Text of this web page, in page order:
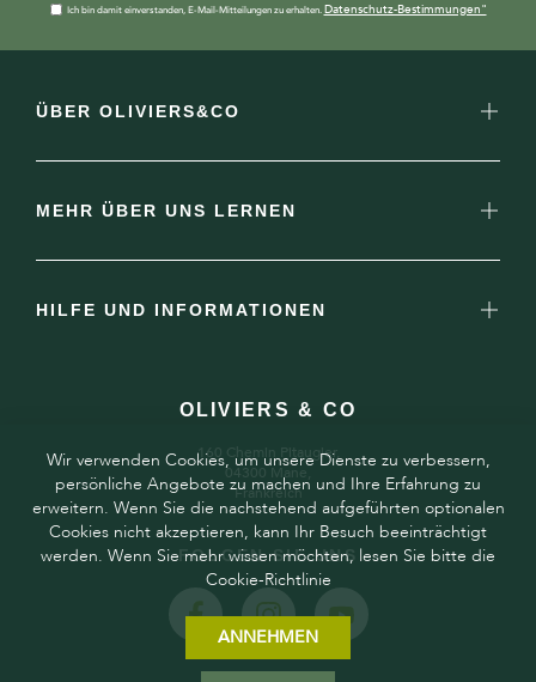
Ich bin damit einverstanden, E-Mail-Mitteilungen zu erhalten. Datenschutz-Bestimmungen"
ÜBER OLIVIERS&CO
MEHR ÜBER UNS LERNEN
HILFE UND INFORMATIONEN
OLIVIERS & CO
160 Chemin Pitaugier,
04300 Mane,
Frankreich
FOLGEN SIE UNS
Wir verwenden Cookies, um unsere Dienste zu verbessern,
persönliche Angebote zu machen und Ihre Erfahrung zu
erweitern. Wenn Sie die nachstehend aufgeführten optionalen
Cookies nicht akzeptieren, kann Ihr Besuch beeinträchtigt
werden. Wenn Sie mehr wissen möchten, lesen Sie bitte die
Cookie-Richtlinie
ANNEHMEN